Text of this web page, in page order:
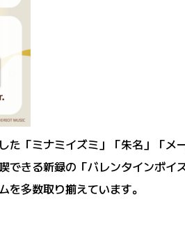
た「ミナミイズミ」「朱名」「メ
できる新録の「バレンタインボイ
多数取り揃えています。